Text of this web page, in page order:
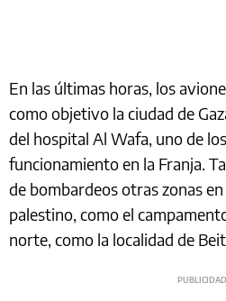
En las últimas horas, los
como objetivo la ciudad de
del hospital Al Wafa, uno de
funcionamiento en la Franja.
de bombardeos otras zonas
palestino, como el
norte, como la localidad de